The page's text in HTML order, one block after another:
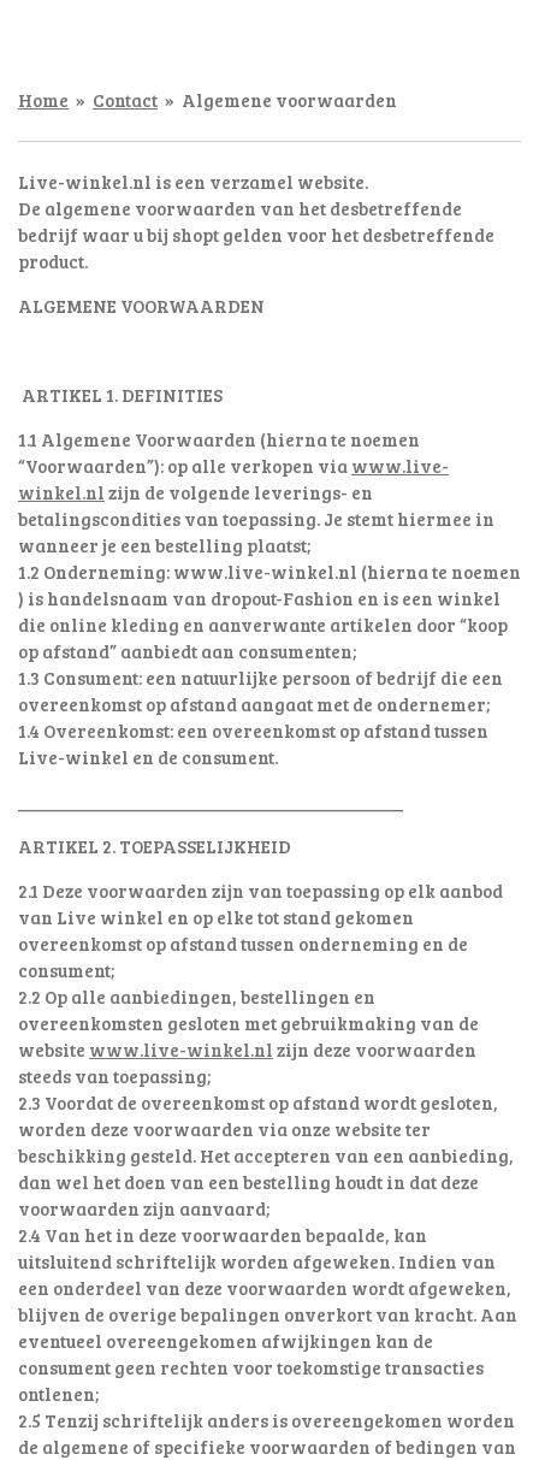
Home » Contact » Algemene voorwaarden
Live-winkel.nl is een verzamel website.
De algemene voorwaarden van het desbetreffende
bedrijf waar u bij shopt gelden voor het desbetreffende
product.
ALGEMENE VOORWAARDEN
ARTIKEL 1. DEFINITIES
1.1 Algemene Voorwaarden (hierna te noemen
“Voorwaarden”): op alle verkopen via www.live-
winkel.nl zijn de volgende leverings- en
betalingscondities van toepassing. Je stemt hiermee in
wanneer je een bestelling plaatst;
1.2 Onderneming: www.live-winkel.nl (hierna te noemen
) is handelsnaam van dropout-Fashion en is een winkel
die online kleding en aanverwante artikelen door “koop
op afstand” aanbiedt aan consumenten;
1.3 Consument: een natuurlijke persoon of bedrijf die een
overeenkomst op afstand aangaat met de ondernemer;
1.4 Overeenkomst: een overeenkomst op afstand tussen
Live-winkel en de consument.
ARTIKEL 2. TOEPASSELIJKHEID
2.1 Deze voorwaarden zijn van toepassing op elk aanbod
van Live winkel en op elke tot stand gekomen
overeenkomst op afstand tussen onderneming en de
consument;
2.2 Op alle aanbiedingen, bestellingen en
overeenkomsten gesloten met gebruikmaking van de
website www.live-winkel.nl zijn deze voorwaarden
steeds van toepassing;
2.3 Voordat de overeenkomst op afstand wordt gesloten,
worden deze voorwaarden via onze website ter
beschikking gesteld. Het accepteren van een aanbieding,
dan wel het doen van een bestelling houdt in dat deze
voorwaarden zijn aanvaard;
2.4 Van het in deze voorwaarden bepaalde, kan
uitsluitend schriftelijk worden afgeweken. Indien van
een onderdeel van deze voorwaarden wordt afgeweken,
blijven de overige bepalingen onverkort van kracht. Aan
eventueel overeengekomen afwijkingen kan de
consument geen rechten voor toekomstige transacties
ontlenen;
2.5 Tenzij schriftelijk anders is overeengekomen worden
de algemene of specifieke voorwaarden of bedingen van